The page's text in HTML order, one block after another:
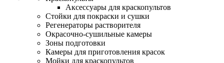
Аксессуары для краскопультов
Стойки для покраски и сушки
Регенераторы растворителя
Окрасочно-сушильные камеры
Зоны подготовки
Камеры для приготовления красок
Мойки для краскопультов